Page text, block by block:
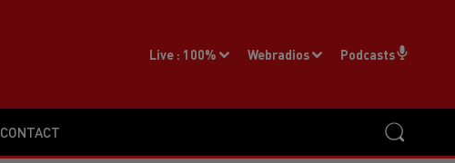
CONTACT
Live : 100% Webradios Podcasts